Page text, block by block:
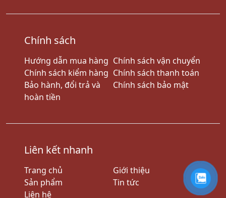
Chính sách
Hướng dẫn mua hàng Chính sách vận chuyển
Chính sách kiểm hàng Chính sách thanh toán
Bảo hành, đổi trả và
hoàn tiền
Chính sách bảo mật
Liên kết nhanh
Trang chủ
Giới thiệu
Sản phẩm
Tin tức
Liên hệ